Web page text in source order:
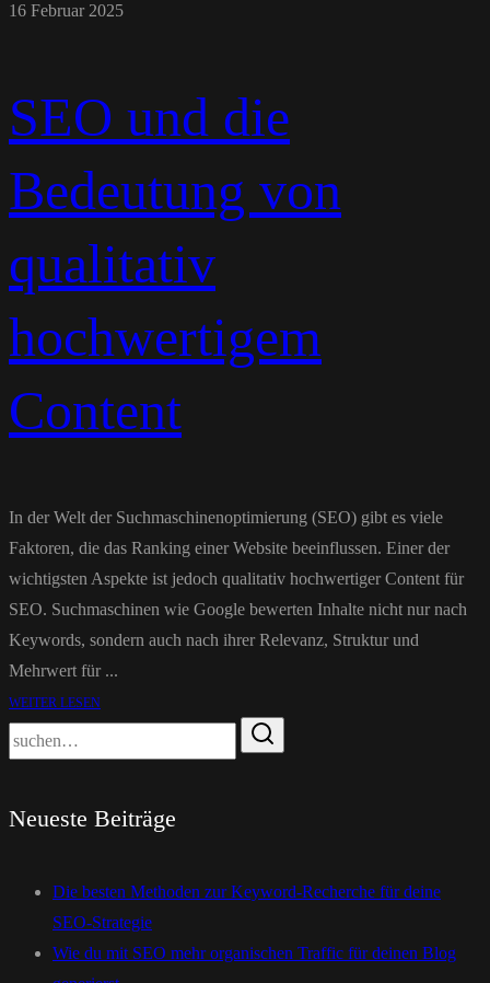
16 Februar 2025
SEO und die
Bedeutung von
qualitativ
hochwertigem
Content
In der Welt der Suchmaschinenoptimierung (SEO) gibt es viele
Faktoren, die das Ranking einer Website beeinflussen. Einer der
wichtigsten Aspekte ist jedoch qualitativ hochwertiger Content für
SEO. Suchmaschinen wie Google bewerten Inhalte nicht nur nach
Keywords, sondern auch nach ihrer Relevanz, Struktur und
Mehrwert für ...
WEITER LESEN
Neueste Beiträge
Die besten Methoden zur Keyword-Recherche für deine
SEO-Strategie
Wie du mit SEO mehr organischen Traffic für deinen Blog